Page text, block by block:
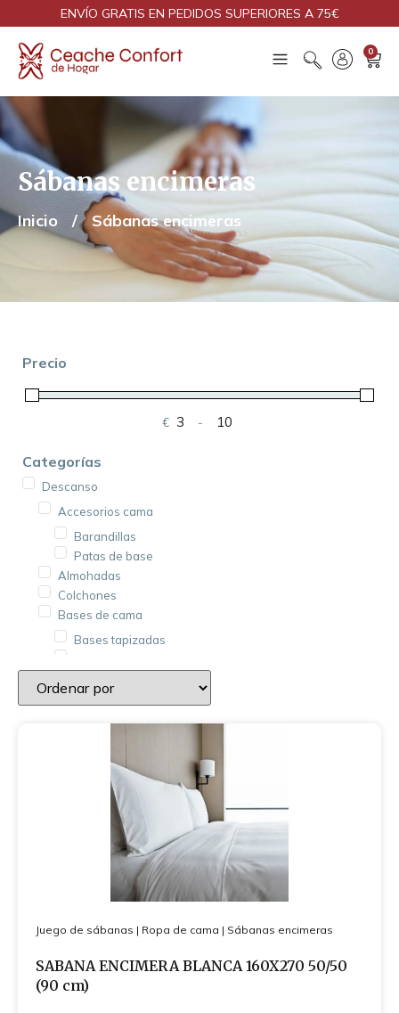
ENVÍO GRATIS EN PEDIDOS SUPERIORES A 75€
0
Sábanas encimeras
Inicio / Sábanas encimeras
Precio
€
Minimum Price
-
Maximum Price
Categorías
Descanso
Accesorios cama
Barandillas
Patas de base
Almohadas
Colchones
Bases de cama
Bases tapizadas
Cojines
Ropa de cama
Protectores de colchón
Fundas de cojín
Fundas de colchón
Juego de sábanas
Fundas de almohada
Sábanas bajeras
Sábanas encimeras
Textil baño
Albornoces
Alfombrillas
Juego de sábanas | Ropa de cama | Sábanas encimeras
SABANA ENCIMERA BLANCA 160X270 50/50
(90 cm)